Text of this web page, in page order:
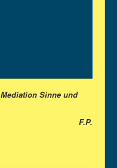
Mediation Sinne und
F.P.